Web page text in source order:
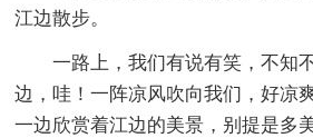
江边散步。
一路上，我们有说有笑，不知
边，哇！一阵凉风吹向我们，好凉
一边欣赏着江边的美景，别提是多